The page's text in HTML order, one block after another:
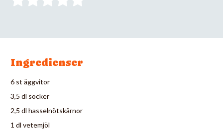
Ingredienser
6 st äggvitor
3,5 dl socker
2,5 dl hasselnötskärnor
1 dl vetemjöl